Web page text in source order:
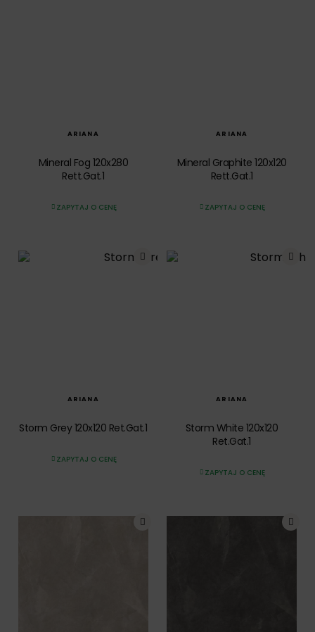
ARIANA
Mineral Fog 120x280
Rett.Gat.1
ZAPYTAJ O CENĘ
ARIANA
Mineral Graphite 120x120
Rett.Gat.1
ZAPYTAJ O CENĘ
ARIANA
Storm Grey 120x120 Ret.Gat.1
ZAPYTAJ O CENĘ
ARIANA
Storm White 120x120
Ret.Gat.1
ZAPYTAJ O CENĘ